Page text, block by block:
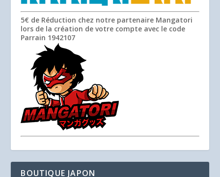
5€ de Réduction chez notre partenaire Mangatori
lors de la création de votre compte avec le code
Parrain 1942107
BOUTIQUE JAPON